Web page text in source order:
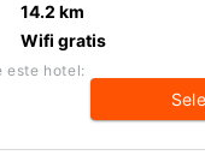
14.2 km
Wifi gratis
este hotel: